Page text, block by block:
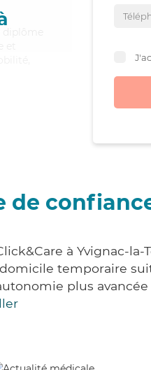
de
à Yvignac-la-
temporaire
plus avancée